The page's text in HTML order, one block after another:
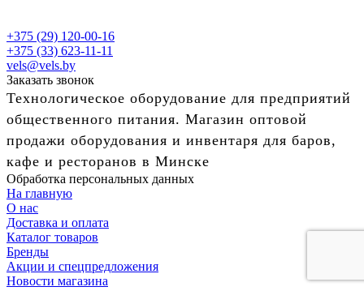
+375 (29) 120-00-16
+375 (33) 623-11-11
vels@vels.by
Заказать звонок
Технологическое оборудование для предприятий
общественного питания. Магазин оптовой
продажи оборудования и инвентаря для баров,
кафе и ресторанов в Минске
Обработка персональных данных
На главную
О нас
Доставка и оплата
Каталог товаров
Бренды
Акции и спецпредложения
Новости магазина